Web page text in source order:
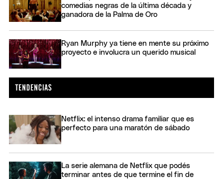
comedias negras de la última década y
ganadora de la Palma de Oro
Ryan Murphy ya tiene en mente su próximo
proyecto e involucra un querido musical
Netflix: el intenso drama familiar que es
perfecto para una maratón de sábado
La serie alemana de Netflix que podés
terminar antes de que termine el fin de